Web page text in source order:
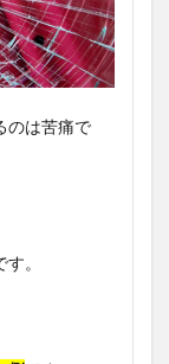
のは苦痛で
。